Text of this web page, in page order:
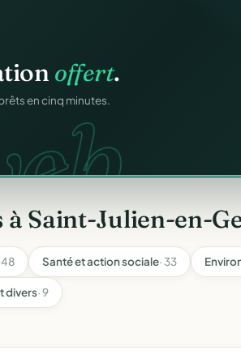
membres.
— fini les
Saint-Julien-en-
48 Santé et action sociale· 33
divers· 9